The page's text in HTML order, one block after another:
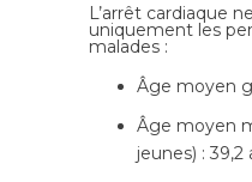
L’arrêt cardiaque
uniquement les
malades :
Âge moyen
Âge moyen
jeunes) : 39,2